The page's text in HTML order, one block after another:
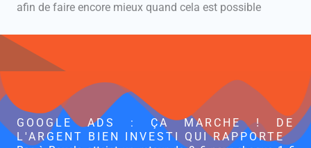
afin de faire encore mieux quand cela est possible
GOOGLE ADS : ÇA MARCHE ! DE
L'ARGENT BIEN INVESTI QUI RAPPORTE